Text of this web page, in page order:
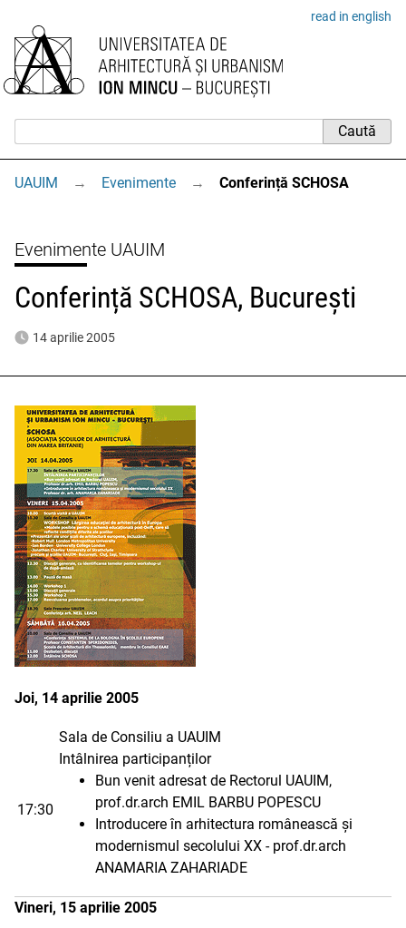
read in english
UAUIM → Evenimente → Conferință SCHOSA
Evenimente UAUIM
Conferință SCHOSA, București
14 aprilie 2005
Joi, 14 aprilie 2005
17:30
Sala de Consiliu a UAUIM
Intâlnirea participanților
Bun venit adresat de Rectorul UAUIM,
prof.dr.arch EMIL BARBU POPESCU
Introducere în arhitectura românească și
modernismul secolului XX - prof.dr.arch
ANAMARIA ZAHARIADE
Vineri, 15 aprilie 2005